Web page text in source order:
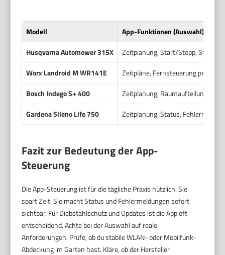
Modell
App-Funktionen (Auswahl)
Husqvarna Automower 315X
Zeitplanung, Start/Stopp,
Worx Landroid M WR141E
Zeitpläne, Fernsteuerung per
Bosch Indego S+ 400
Zeitplanung, Raumaufteilung per
Gardena Sileno Life 750
Zeitplanung, Status,
Fazit zur Bedeutung der App-
Steuerung
Die App-Steuerung ist für die tägliche Praxis nützlich. Sie
spart Zeit. Sie macht Status und Fehlermeldungen sofort
sichtbar. Für Diebstahlschutz und Updates ist die App oft
entscheidend. Achte bei der Auswahl auf reale
Anforderungen. Prüfe, ob du stabile WLAN- oder Mobilfunk-
Abdeckung im Garten hast. Kläre, ob der Hersteller